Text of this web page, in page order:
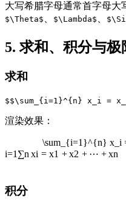
大写希腊字母通常首字母大
$\Theta$ $\Lambda$
5. 求和、积分与极
求和
渲染效果：
\sum_{i=1}^{n} x_i
i=1 ∑n xi = x1 + x2 + ⋯ + xn
积分